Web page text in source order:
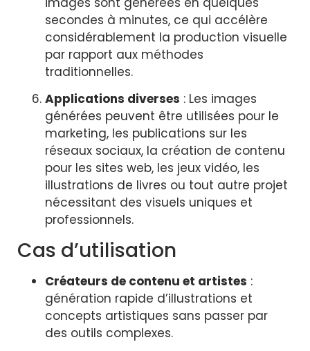
secondes à minutes, ce qui accélère
considérablement la production visuelle
par rapport aux méthodes
traditionnelles.
Applications diverses : Les images
générées peuvent être utilisées pour le
marketing, les publications sur les
réseaux sociaux, la création de contenu
pour les sites web, les jeux vidéo, les
illustrations de livres ou tout autre projet
nécessitant des visuels uniques et
professionnels.
Cas d’utilisation
Créateurs de contenu et artistes :
génération rapide d’illustrations et
concepts artistiques sans passer par
des outils complexes.